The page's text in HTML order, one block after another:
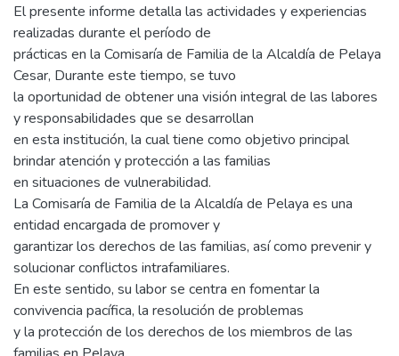
El presente informe detalla las actividades y experiencias
realizadas durante el período de
prácticas en la Comisaría de Familia de la Alcaldía de Pelaya
Cesar, Durante este tiempo, se tuvo
la oportunidad de obtener una visión integral de las labores
y responsabilidades que se desarrollan
en esta institución, la cual tiene como objetivo principal
brindar atención y protección a las familias
en situaciones de vulnerabilidad.
La Comisaría de Familia de la Alcaldía de Pelaya es una
entidad encargada de promover y
garantizar los derechos de las familias, así como prevenir y
solucionar conflictos intrafamiliares.
En este sentido, su labor se centra en fomentar la
convivencia pacífica, la resolución de problemas
y la protección de los derechos de los miembros de las